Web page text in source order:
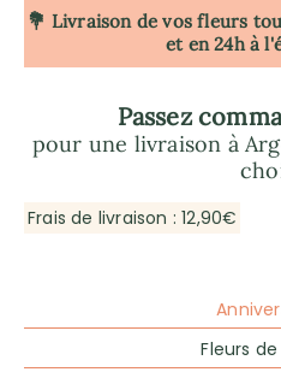
💐 Livraison de vos fleurs
et en 24h à
Passez
pour une livraison à
Frais de livraison : 12,90€
Fleurs